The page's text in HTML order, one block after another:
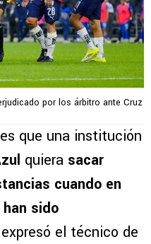
por los árbitro ante Cruz
que una institución
quiera sacar
cuando en
sido
el técnico de